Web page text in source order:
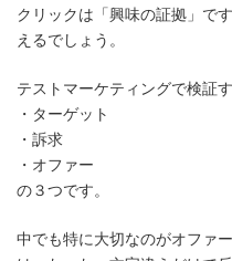
クリックは「興味の証拠」で
えるでしょう。
テストマーケティングで検証
・ターゲット
・訴求
・オファー
の３つです。
中でも特に大切なのがオファ